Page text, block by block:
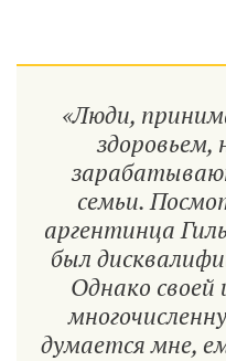
«Люди,
семьи.
аргентинца
был
Однако своей
думается мне,